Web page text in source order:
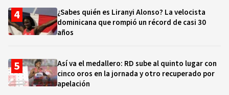
¿Sabes quién es Liranyi Alonso? La velocista
dominicana que rompió un récord de casi 30
años
Así va el medallero: RD sube al quinto lugar con
cinco oros en la jornada y otro recuperado por
apelación